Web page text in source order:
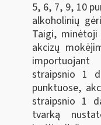
5, 6, 7, 9, 10
alkoholinių
Taigi, minėtoji
akcizų
straipsnio 1
punktuose,
straipsnio 1
tvarką